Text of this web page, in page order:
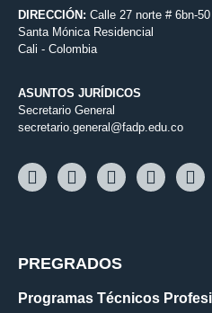
DIRECCIÓN: Calle 27 norte # 6bn-50
Santa Mónica Residencial
Cali - Colombia
ASUNTOS JURÍDICOS
Secretario General
secretario.general@fadp.edu.co
PREGRADOS
Programas Técnicos